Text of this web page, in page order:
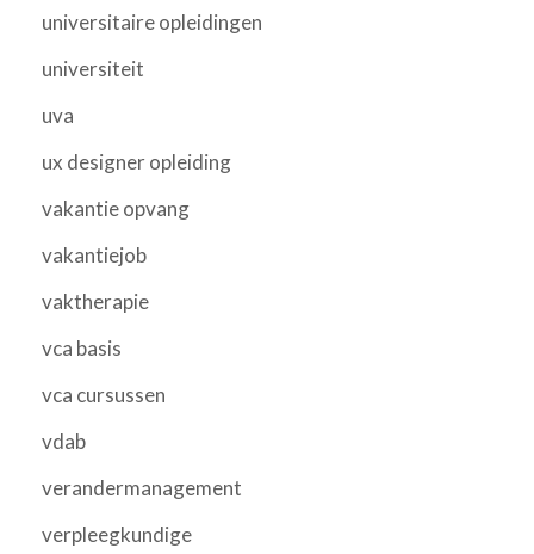
universitaire opleidingen
universiteit
uva
ux designer opleiding
vakantie opvang
vakantiejob
vaktherapie
vca basis
vca cursussen
vdab
verandermanagement
verpleegkundige